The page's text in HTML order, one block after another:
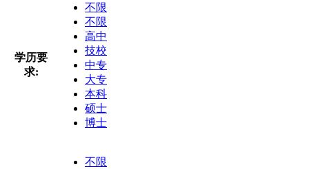
学历要
求:
不限
不限
高中
技校
中专
大专
本科
硕士
博士
不限